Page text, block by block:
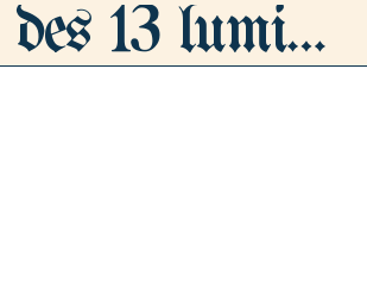
La fée des 13 lumières